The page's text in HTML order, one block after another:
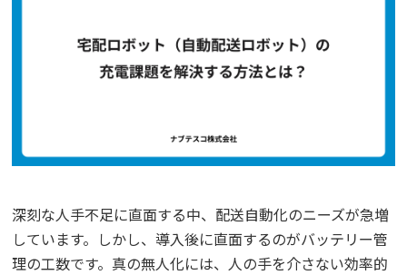
深刻な人手不足に直面する中、配送自動化のニーズが急増
しています。しかし、導入後に直面するのがバッテリー管
理の工数です。真の無人化には、人の手を介さない効率的